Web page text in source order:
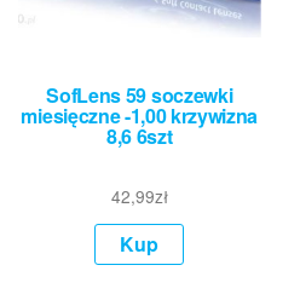
SofLens 59 soczewki
miesięczne -1,00 krzywizna
8,6 6szt
42,99zł
Kup